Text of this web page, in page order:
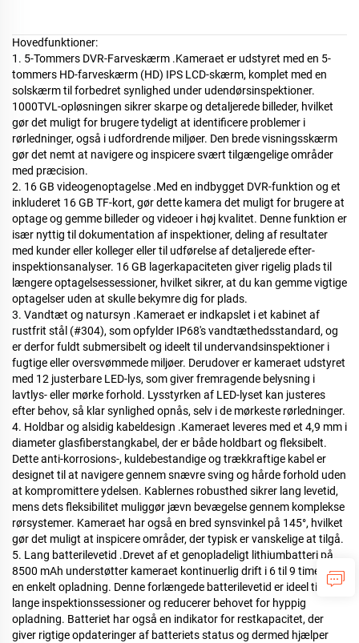
Hovedfunktioner:
1. 5-Tommers DVR-Farveskærm .Kameraet er udstyret med en 5-
tommers HD-farveskærm (HD) IPS LCD-skærm, komplet med en
solskærm til forbedret synlighed under udendørsinspektioner.
1000TVL-opløsningen sikrer skarpe og detaljerede billeder, hvilket
gør det muligt for brugere tydeligt at identificere problemer i
rørledninger, også i udfordrende miljøer. Den brede visningsskærm
gør det nemt at navigere og inspicere svært tilgængelige områder
med præcision.
2. 16 GB videogenoptagelse .Med en indbygget DVR-funktion og et
inkluderet 16 GB TF-kort, gør dette kamera det muligt for brugere at
optage og gemme billeder og videoer i høj kvalitet. Denne funktion er
især nyttig til dokumentation af inspektioner, deling af resultater
med kunder eller kolleger eller til udførelse af detaljerede efter-
inspektionsanalyser. 16 GB lagerkapaciteten giver rigelig plads til
længere optagelsessessioner, hvilket sikrer, at du kan gemme vigtige
optagelser uden at skulle bekymre dig for plads.
3. Vandtæt og natursyn .Kameraet er indkapslet i et kabinet af
rustfrit stål (#304), som opfylder IP68's vandtæthedsstandard, og
er derfor fuldt submersibelt og ideelt til undervandsinspektioner i
fugtige eller oversvømmede miljøer. Derudover er kameraet udstyret
med 12 justerbare LED-lys, som giver fremragende belysning i
lavtlys- eller mørke forhold. Lysstyrken af LED-lyset kan justeres
efter behov, så klar synlighed opnås, selv i de mørkeste rørledninger.
4. Holdbar og alsidig kabeldesign .Kameraet leveres med et 4,9 mm i
diameter glasfiberstangkabel, der er både holdbart og fleksibelt.
Dette anti-korrosions-, kuldebestandige og trækkraftige kabel er
designet til at navigere gennem snævre sving og hårde forhold uden
at kompromittere ydelsen. Kablernes robusthed sikrer lang levetid,
mens dets fleksibilitet muliggør jævn bevægelse gennem komplekse
rørsystemer. Kameraet har også en bred synsvinkel på 145°, hvilket
gør det muligt at inspicere områder, der typisk er vanskelige at tilgå.
5. Lang batterilevetid .Drevet af et genopladeligt lithiumbatteri på
8500 mAh understøtter kameraet kontinuerlig drift i 6 til 9 timer på
en enkelt opladning. Denne forlængede batterilevetid er ideel til
lange inspektionssessioner og reducerer behovet for hyppig
opladning. Batteriet har også en indikator for restkapacitet, der
giver rigtige opdateringer af batteriets status og dermed hjælper